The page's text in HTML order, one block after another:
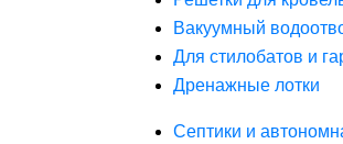
Вакуумный
Для стилобатов и
Дренажные лотки
Септики и